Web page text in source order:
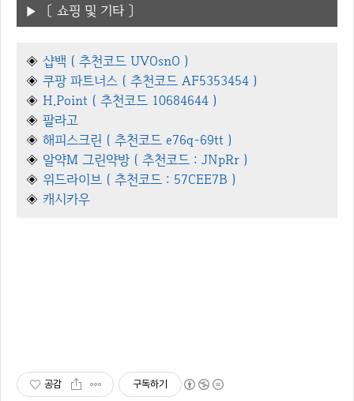
〔 쇼핑 및 기타 〕
◈ 샵백 ( 추천코드 UVOsnO )
◈ 쿠팡 파트너스 ( 추천코드 AF5353454 )
◈ H.Point ( 추천코드 10684644 )
◈ 팔라고
◈ 해피스크린 ( 추천코드 e76q-69tt )
◈ 알약M 그린약방 ( 추천코드 : JNpRr )
◈ 위드라이브 ( 추천코드 : 57CEE7B )
◈ 캐시카우
공감 구독하기